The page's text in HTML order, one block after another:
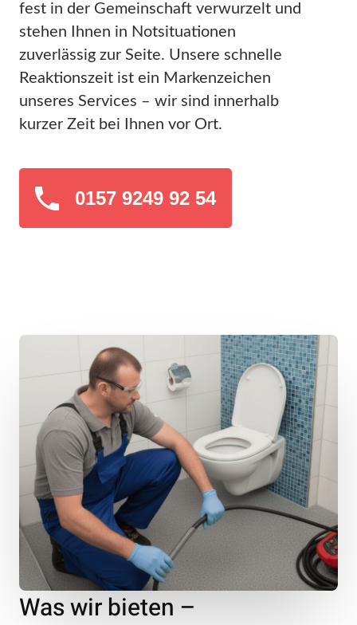
fest in der Gemeinschaft verwurzelt und
stehen Ihnen in Notsituationen
zuverlässig zur Seite. Unsere schnelle
Reaktionszeit ist ein Markenzeichen
unseres Services – wir sind innerhalb
kurzer Zeit bei Ihnen vor Ort.
0157 9249 92 54
Was wir bieten –